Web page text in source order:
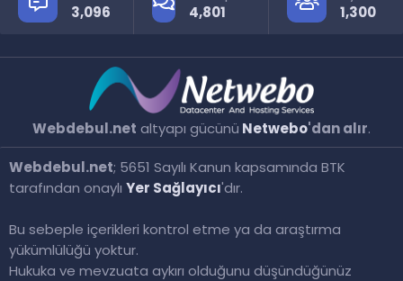
3,096
4,801
1,300
Webdebul.net; 5651 Sayılı Kanun kapsamında BTK
tarafından onaylı Yer Sağlayıcı'dır.
Bu sebeple içerikleri kontrol etme ya da araştırma
yükümlülüğü yoktur.
Hukuka ve mevzuata aykırı olduğunu düşündüğünüz
Webdebul.net altyapı gücünü Netwebo'dan alır.